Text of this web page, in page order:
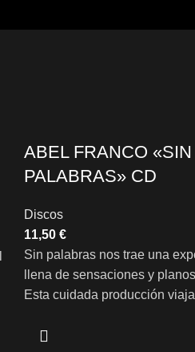
ABEL FRANCO «SIN
PALABRAS» CD
Discos
€
Sin palabras nos trae una
llena de sensaciones y
Esta cuidada producción
noruegos en ala delta, nos